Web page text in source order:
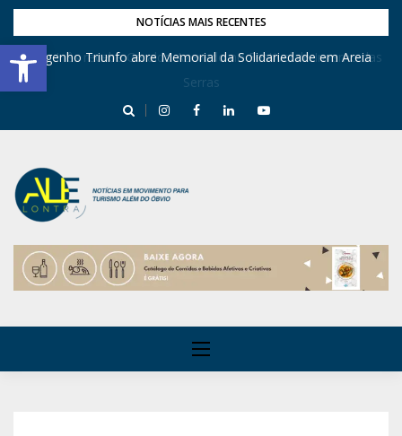
Barra de Ferramentas Aberta
NOTÍCIAS MAIS RECENTES
Dona Inês recebe Geraldo Azevedo no Festival de Inverno das
Serras
Engenho Triunfo abre Memorial da Solidariedade em Areia